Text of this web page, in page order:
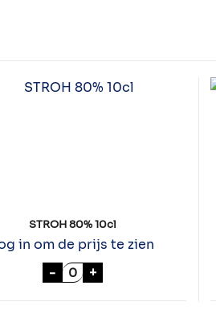
aantal
STROH 80% 10cl
in om de prijs te zien
- STROH 80% 10cl aantal
+